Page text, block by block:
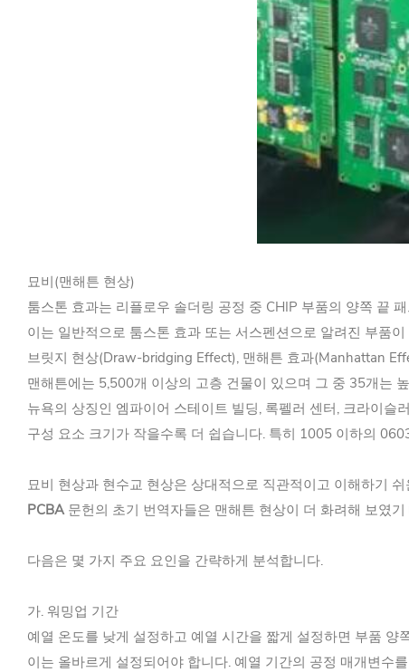
묘비(맨해튼 현상)
툼스톤 효과는 리플로우 솔더링 공정 중 CHIP 부품의 양쪽 끝
이는 일반적으로 툼스톤 효과 또는 서스펜션으로 알려진 부품
브릿지 현상(Draw-bridging Effect), 맨해튼 효과(Manhattan
맨해튼에는 5,500개 이상의 고층 건물이 있으며 그 중 35개는
뉴욕의 상징인 엠파이어 스테이트 빌딩, 록펠러 센터, 크라이
구성 요소 크기가 작을수록 더 쉽습니다. 특히 1005 이하의
묘비 현상과 현수교 현상은 상대적으로 직관적이고 이해하기
PCBA문헌의 초기 번역자들은 맨해튼 현상이 더 화려해 보였
다음은 몇 가지 주요 요인을 간략하게 분석합니다.
가. 워밍업 기간
예열 온도를 낮게 설정하고 예열 시간을 짧게 설정하면 부품
이는 올바르게 설정되어야 합니다. 예열 기간의 공정 매개변